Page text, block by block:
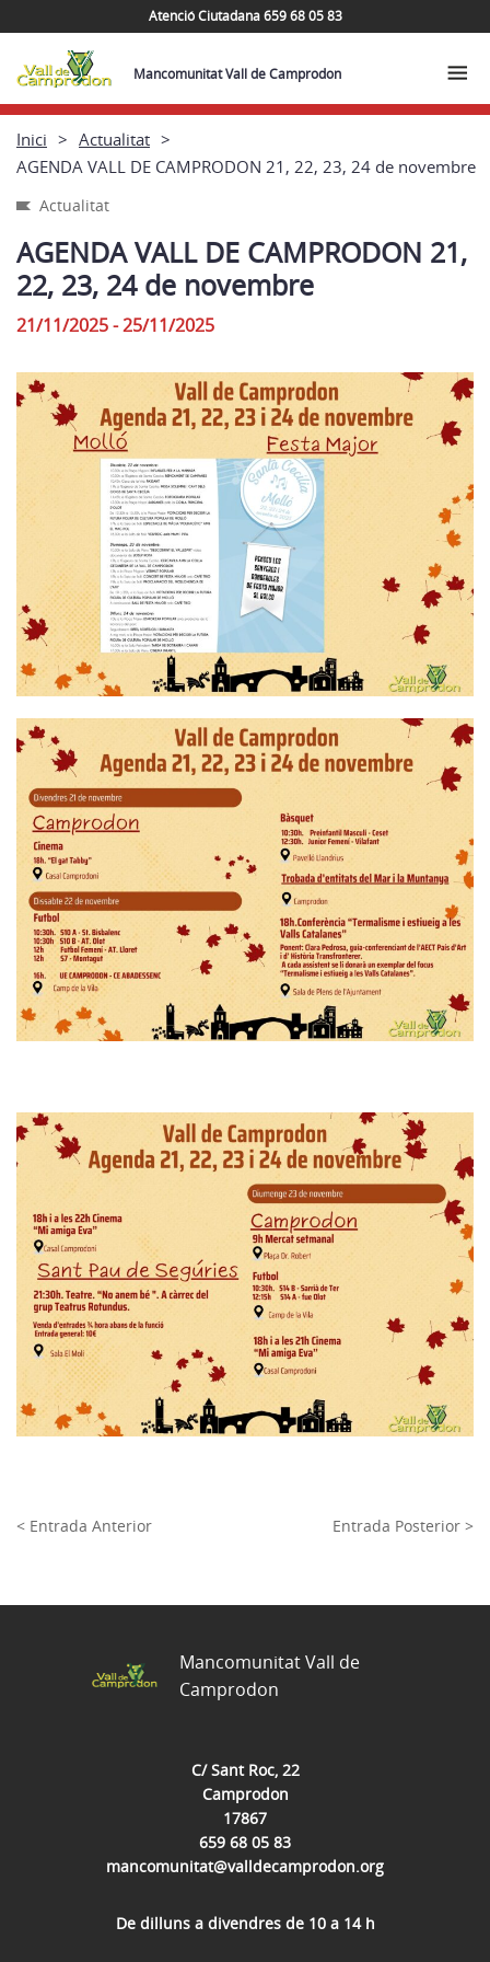
Atenció Ciutadana 659 68 05 83
Mancomunitat Vall de Camprodon
Inici
Actualitat
AGENDA VALL DE CAMPRODON 21, 22, 23, 24 de novembre
Actualitat
AGENDA VALL DE CAMPRODON 21,
22, 23, 24 de novembre
21/11/2025 - 25/11/2025
< Entrada Anterior Entrada Posterior >
C/ Sant Roc, 22
Camprodon
17867
659 68 05 83
mancomunitat@valldecamprodon.org
De dilluns a divendres de 10 a 14 h
Mancomunitat Vall de
Camprodon